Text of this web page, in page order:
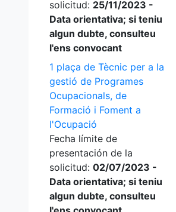
solicitud: 25/11/2023 -
Data orientativa; si teniu
algun dubte, consulteu
l'ens convocant
1 plaça de Tècnic per a la
gestió de Programes
Ocupacionals, de
Formació i Foment a
l'Ocupació
Fecha límite de
presentación de la
solicitud: 02/07/2023 -
Data orientativa; si teniu
algun dubte, consulteu